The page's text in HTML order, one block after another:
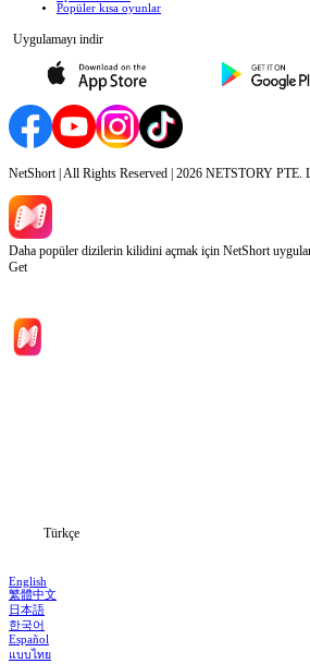
Popüler kısa oyunlar
Uygulamayı indir
NetShort | All Rights Reserved | 2026 NETSTORY PTE.
Daha popüler dizilerin kilidini açmak için NetShort
Get
Türkçe
English
繁體中文
日本語
한국어
Español
แบบไทย